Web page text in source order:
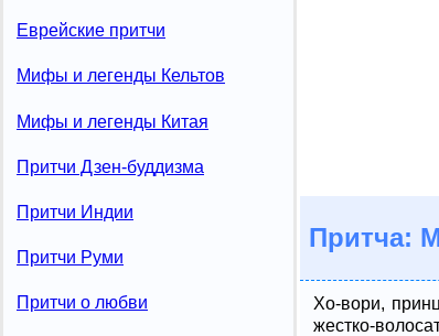
Еврейские притчи
Мифы и легенды Кельтов
Мифы и легенды Китая
Притчи Дзен-буддизма
Притчи Индии
Притчи Руми
Притчи о любви
Притча:
Хо-вори,
жестко-